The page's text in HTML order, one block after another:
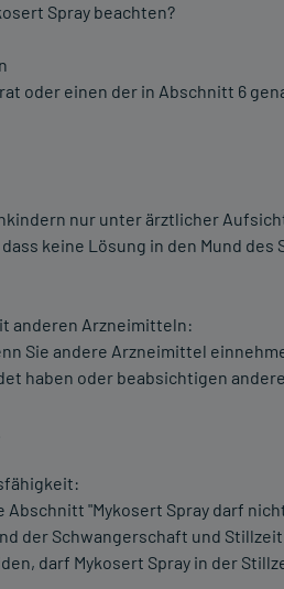
Spray beachten?
oder einen der in Abschnitt 6
nur unter ärztlicher
keine Lösung in den Mund des
anderen Arzneimitteln:
Sie andere Arzneimittel
haben oder beabsichtigen
"Mykosert Spray darf
der Schwangerschaft und
darf Mykosert Spray in der